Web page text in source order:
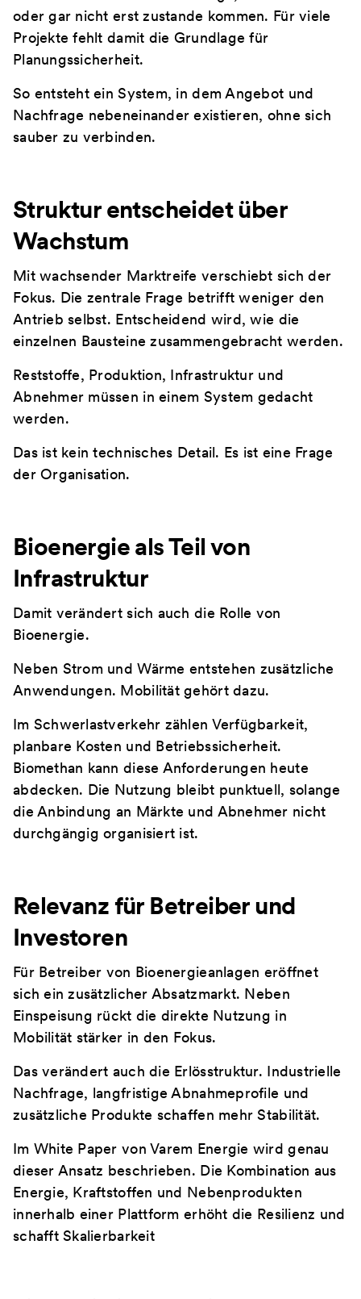
oder gar nicht erst zustande kommen. Für viele
Projekte fehlt damit die Grundlage für
Planungssicherheit.
So entsteht ein System, in dem Angebot und
Nachfrage nebeneinander existieren, ohne sich
sauber zu verbinden.
Struktur entscheidet über
Wachstum
Mit wachsender Marktreife verschiebt sich der
Fokus. Die zentrale Frage betrifft weniger den
Antrieb selbst. Entscheidend wird, wie die
einzelnen Bausteine zusammengebracht werden.
Reststoffe, Produktion, Infrastruktur und
Abnehmer müssen in einem System gedacht
werden.
Das ist kein technisches Detail. Es ist eine Frage
der Organisation.
Bioenergie als Teil von
Infrastruktur
Damit verändert sich auch die Rolle von
Bioenergie.
Neben Strom und Wärme entstehen zusätzliche
Anwendungen. Mobilität gehört dazu.
Im Schwerlastverkehr zählen Verfügbarkeit,
planbare Kosten und Betriebssicherheit.
Biomethan kann diese Anforderungen heute
abdecken. Die Nutzung bleibt punktuell, solange
die Anbindung an Märkte und Abnehmer nicht
durchgängig organisiert ist.
Relevanz für Betreiber und
Investoren
Für Betreiber von Bioenergieanlagen eröffnet
sich ein zusätzlicher Absatzmarkt. Neben
Einspeisung rückt die direkte Nutzung in
Mobilität stärker in den Fokus.
Das verändert auch die Erlösstruktur. Industrielle
Nachfrage, langfristige Abnahmeprofile und
zusätzliche Produkte schaffen mehr Stabilität.
Im White Paper von Varem Energie wird genau
dieser Ansatz beschrieben. Die Kombination aus
Energie, Kraftstoffen und Nebenprodukten
innerhalb einer Plattform erhöht die Resilienz und
schafft Skalierbarkeit